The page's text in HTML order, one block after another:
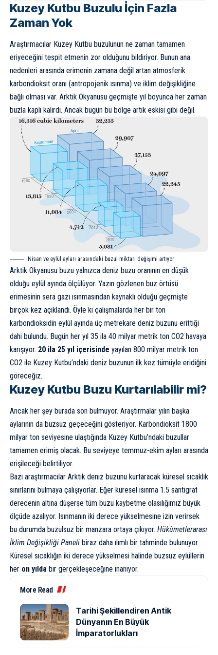
Kuzey Kutbu Buzulu İçin Fazla
Zaman Yok
Araştırmacılar Kuzey Kutbu buzulunun ne zaman tamamen
eriyeceğini tespit etmenin zor olduğunu bildiriyor. Bunun ana
nedenleri arasında erimenin zamana değil artan atmosferik
karbondioksit oranı (antropojenik ısınma) ve iklim değişikliğine
bağlı olması var. Arktik Okyanusu geçmişte yıl boyunca her zaman
buzla kaplı kalırdı. Ancak bugün bu bölge artık eskisi gibi değil.
Nisan ve eylül ayları arasındaki buzul miktarı değişimi artıyor
Arktik Okyanusu buzu yalnızca deniz buzu oranının en düşük
olduğu eylül ayında ölçülüyor. Yazın gözlenen buz örtüsü
erimesinin sera gazı ısınmasından kaynaklı olduğu geçmişte
birçok kez açıklandı. Öyle ki çalışmalarda her bir ton
karbondioksidin eylül ayında üç metrekare deniz buzunu erittiği
dahi bulundu. Bugün her yıl 35 ila 40 milyar metrik ton CO2 havaya
karışıyor. 20 ila 25 yıl içerisinde yayılan 800 milyar metrik ton
CO2 ile Kuzey Kutbu’ndaki deniz buzunun ilk kez tümüyle eridiğini
göreceğiz.
Kuzey Kutbu Buzu Kurtarılabilir mi?
Ancak her şey burada son bulmuyor. Araştırmalar yılın başka
aylarının da buzsuz geçeceğini gösteriyor. Karbondioksit 1800
milyar ton seviyesine ulaştığında Kuzey Kutbu’ndaki buzullar
tamamen erimiş olacak. Bu seviyeye temmuz-ekim ayları arasında
erişileceği belirtiliyor.
Bazı araştırmacılar Arktik deniz buzunu kurtaracak küresel sıcaklık
sınırlarını bulmaya çalışıyorlar. Eğer küresel ısınma 1.5 santigrat
derecenin altına düşerse tüm buzu kaybetme olasılığımız büyük
ölçüde azalıyor. Isınmanın iki derece yükselmesine izin verirsek
bu durumda buzulsuz bir manzara ortaya çıkıyor. Hükûmetlerarası
İklim Değişikliği Paneli biraz daha ılımlı bir tahminde bulunuyor.
Küresel sıcaklığın iki derece yükselmesi halinde buzsuz eylüllerin
her on yılda bir gerçekleşeceğine inanıyor.
More Read
Tarihi Şekillendiren Antik
Dünyanın En Büyük
İmparatorlukları